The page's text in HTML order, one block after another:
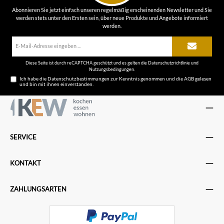
Abonnieren Sie jetzt einfach unseren regelmäßig erscheinenden Newsletter und Sie
werden stets unter den Ersten sein, über neue Produkte und Angebote informiert
werden.
Diese Seite ist durch reCAPTCHA geschützt und es gelten die Datenschutzrichtlinieund
Nutzungsbedingungen.
Ich habe dieDatenschutzbestimmungen zur Kenntnis genommen und dieAGBgelesen
und bin mit ihnen einverstanden.
SERVICE
KONTAKT
ZAHLUNGSARTEN